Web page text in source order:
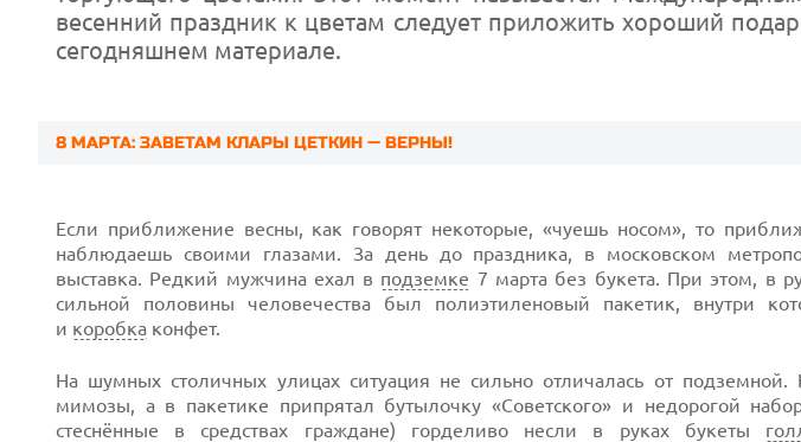
весенний праздник к цветам следует приложить хороший
сегодняшнем материале.
8 МАРТА: ЗАВЕТАМ КЛАРЫ ЦЕТКИН — ВЕРНЫ!
Если приближение весны, как говорят некоторые, «чуешь носом», то
наблюдаешь своими глазами. За день до праздника, в московском
выставка. Редкий мужчина ехал в подземке 7 марта без букета. При этом, в
сильной половины человечества был полиэтиленовый пакетик, внутри
и коробка конфет.
На шумных столичных улицах ситуация не сильно отличалась от подземной.
мимозы, а в пакетике припрятал бутылочку «Советского» и недорогой
стеснённые в средствах граждане) горделиво несли в руках букеты